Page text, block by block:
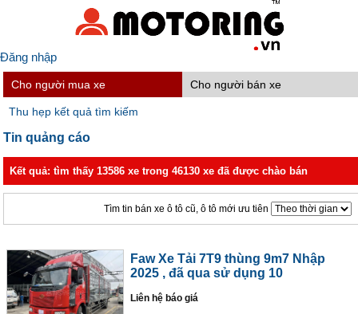
Đăng nhập
Cho người mua xe Cho người bán xe
Thu hẹp kết quả tìm kiếm
Tin quảng cáo
Kết quả: tìm thấy 13586 xe trong 46130 xe đã được chào bán
Tìm tin bán xe ô tô cũ, ô tô mới ưu tiên
Faw Xe Tải 7T9 thùng 9m7 Nhập
2025 , đã qua sử dụng 10
Liên hệ báo giá